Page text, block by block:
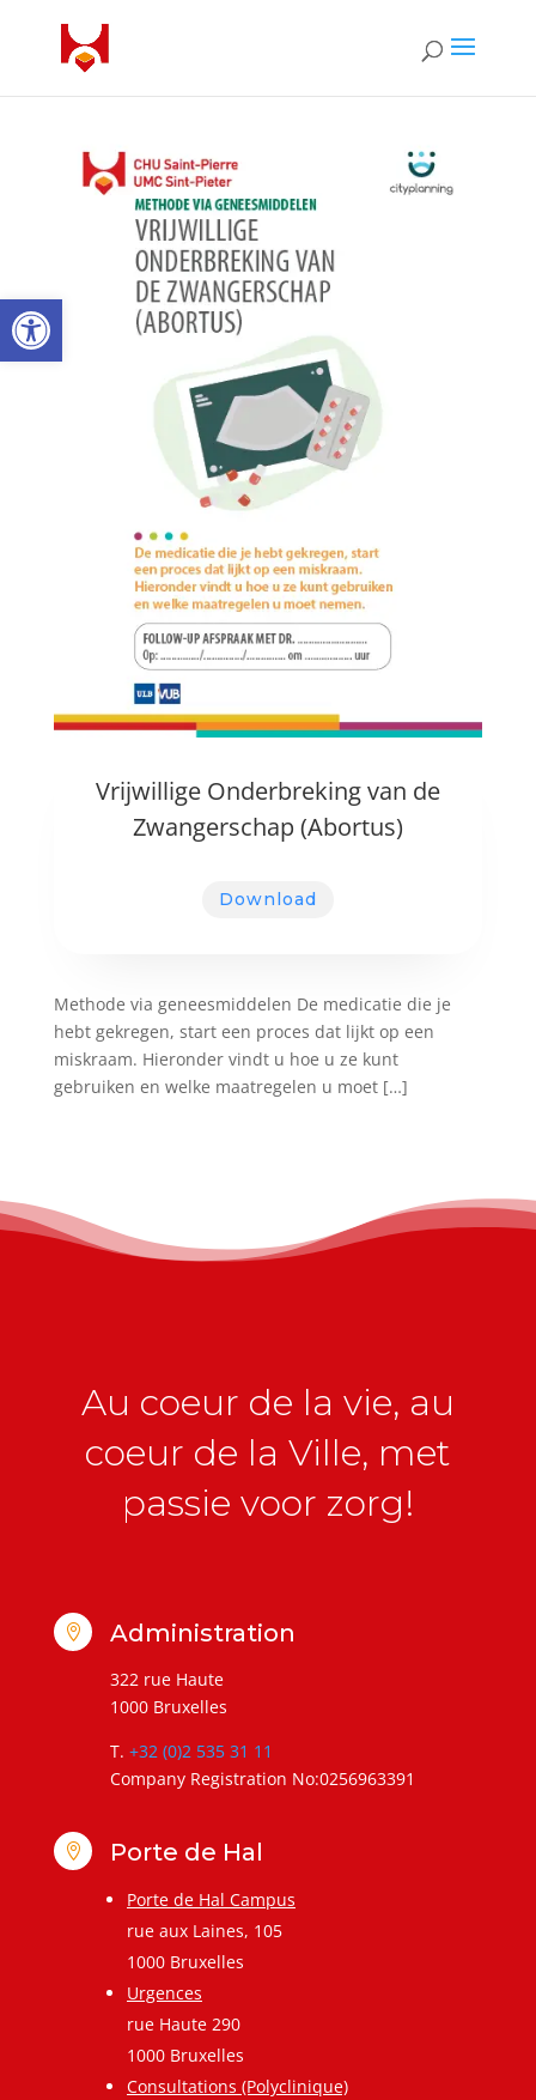
Open toolbar
Vrijwillige Onderbreking van de
Zwangerschap (Abortus)
Download
Methode via geneesmiddelen De medicatie die je
hebt gekregen, start een proces dat lijkt op een
miskraam. Hieronder vindt u hoe u ze kunt
gebruiken en welke maatregelen u moet […]
Au coeur de la vie, au
coeur de la Ville, met
passie voor zorg!
 Administration
322 rue Haute
1000 Bruxelles
T. +32 (0)2 535 31 11
Company Registration No:0256963391
 Porte de Hal
Porte de Hal Campus
rue aux Laines, 105
1000 Bruxelles
Urgences
rue Haute 290
1000 Bruxelles
Consultations (Polyclinique)